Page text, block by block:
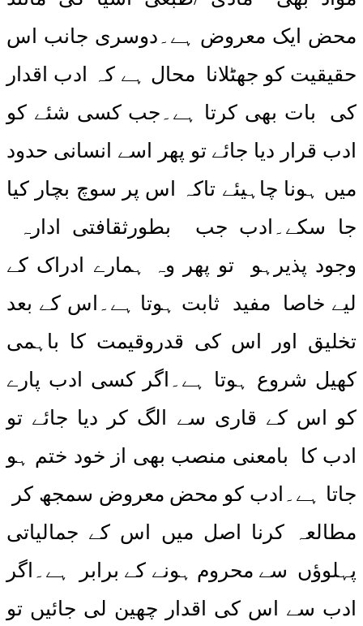
محض ایک معروض ہے۔دوسری جانب اس
حقیقیت کو جھٹلانا محال ہے کہ ادب اقدار
کی بات بھی کرتا ہے۔جب کسی شئے کو
ادب قرار دیا جائے تو پھر اسے انسانی حدود
میں ہونا چاہیئے تاکہ اس پر سوچ بچار کیا
جا سکے۔ادب جب بطورثقافتی ادارہ
وجود پذیرہو تو پھر وہ ہمارے ادراک کے
لیے خاصا مفید ثابت ہوتا ہے۔اس کے بعد
تخلیق اور اس کی قدروقیمت کا باہمی
کھیل شروع ہوتا ہے۔اگر کسی ادب پارے
کو اس کے قاری سے الگ کر دیا جائے تو
ادب کا بامعنی منصب بھی از خود ختم ہو
جاتا ہے۔ادب کو محض معروض سمجھ کر
مطالعہ کرنا اصل میں اس کے جمالیاتی
پہلوؤں سے محروم ہونے کے برابر ہے۔اگر
ادب سے اس کی اقدار چھین لی جائیں تو